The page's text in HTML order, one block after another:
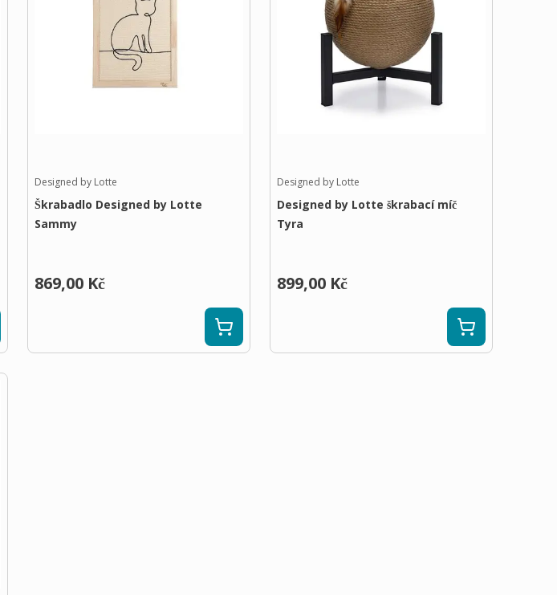
Designed by Lotte
Škrabadlo Designed by Lotte
Sammy
869,00 Kč
Designed by Lotte
Designed by Lotte škrabací míč
Tyra
899,00 Kč